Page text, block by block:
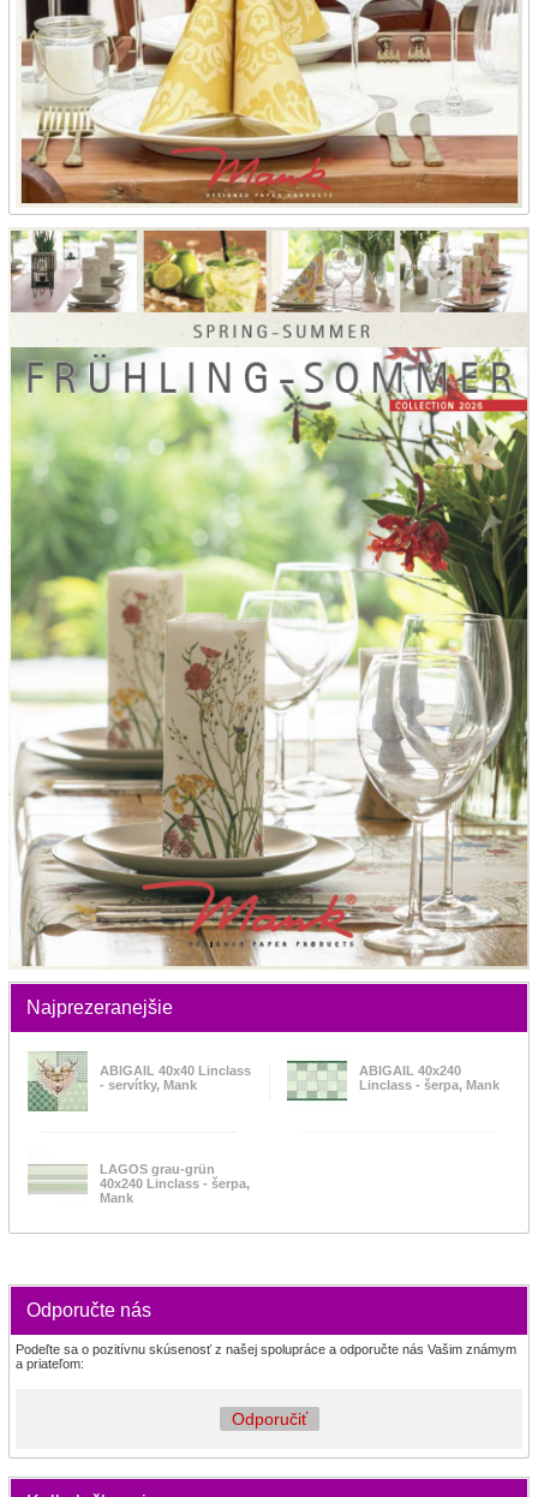
Najprezeranejšie
ABIGAIL 40x40 Linclass
- servítky, Mank
ABIGAIL 40x240
Linclass - šerpa, Mank
LAGOS grau-grün
40x240 Linclass - šerpa,
Mank
Odporučte nás
Podeľte sa o pozitívnu skúsenosť z našej spolupráce a odporučte nás Vašim známym
a priateľom:
Odporučiť